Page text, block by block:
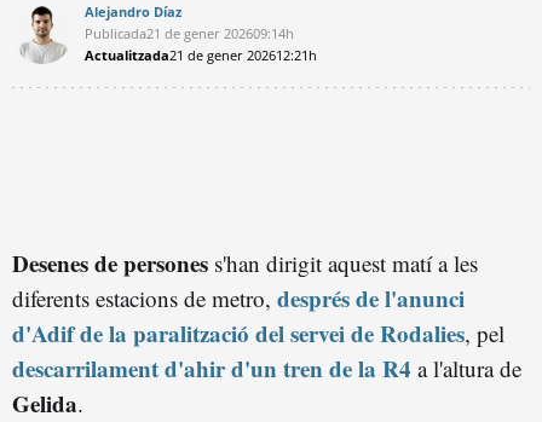
Alejandro Díaz
Publicada21 de gener 202609:14h
Actualitzada21 de gener 202612:21h
Desenes de persones s'han dirigit aquest matí a les
diferents estacions de metro, després de l'anunci
d'Adif de la paralització del servei de Rodalies, pel
descarrilament d'ahir d'un tren de la R4 a l'altura de
Gelida.